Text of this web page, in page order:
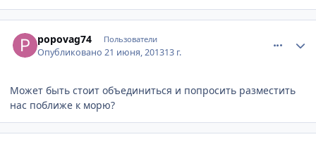
popovag74 Пользователи
Опубликовано21 июня, 201313 г.
Может быть стоит объединиться и попросить разместить
нас поближе к морю?